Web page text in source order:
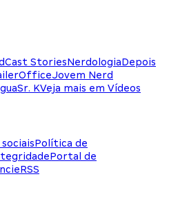
StoriesNerdologiaDepois
Jovem Nerd
Sr. KVeja mais em Vídeos
Política de
Portal de
RSS